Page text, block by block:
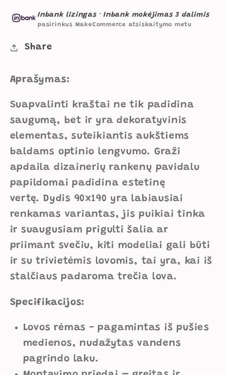
Stalčiumi
x
cm
Pilkas
Rėmas
kiekį
Stalčiumi
cm
Rėmas
kiekį
Inbank lizingas ·Inbank mokėjimas 3 dalimis
pasirinkus MakeCommerce atsiskaitymo metu
Share
Aprašymas:
Suapvalinti kraštai ne tik padidina
saugumą, bet ir yra dekoratyvinis
elementas, suteikiantis aukštiems
baldams optinio lengvumo. Graži
apdaila dizainerių rankenų pavidalu
papildomai padidina estetinę
vertę. Dydis 90x190 yra labiausiai
renkamas variantas, jis puikiai tinka
ir suaugusiam prigulti šalia ar
priimant svečiu, kiti modeliai gali būti
ir su trivietėmis lovomis, tai yra, kai iš
stalčiaus padaroma trečia lova.
Specifikacijos:
Lovos rėmas - pagamintas iš pušies
medienos, nudažytas vandens
pagrindo laku.